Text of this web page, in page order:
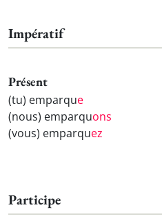
Impératif
Présent
(tu) emparque
(nous) emparquons
(vous) emparquez
Participe